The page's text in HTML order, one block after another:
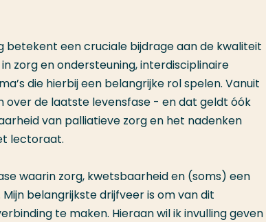
betekent een cruciale bijdrage aan de kwaliteit
zorg en ondersteuning, interdisciplinaire
die hierbij een belangrijke rol spelen. Vanuit
over de laatste levensfase - en dat geldt óók
van palliatieve zorg en het nadenken
lectoraat.
waarin zorg, kwetsbaarheid en (soms) een
belangrijkste drijfveer is om van dit
te maken. Hieraan wil ik invulling geven